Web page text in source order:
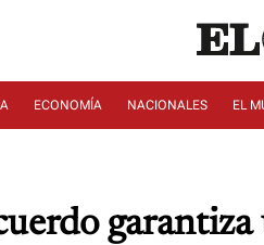
ECONOMÍA NACIONALES EL